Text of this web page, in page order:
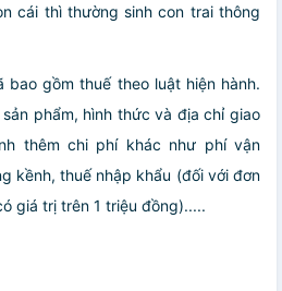
cái thì thường sinh con trai thông
bao gồm thuế theo luật hiện hành.
phẩm, hình thức và địa chỉ giao
thêm chi phí khác như phí vận
kềnh, thuế nhập khẩu (đối với đơn
giá trị trên 1 triệu đồng).....